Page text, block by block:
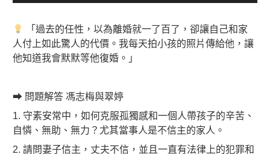
放
器
「過去的任性，以為離婚就一了百了，卻讓自己和家
人付上如此驚人的代價。我每天拍小孩的照片傳給他，讓
他知道我會默默等他復婚。」
➡ 問題解答 馮志梅與翠婷
1. 守素安常中，如何克服孤獨感和一個人帶孩子的辛苦、
自憐、無助、無力？尤其當事人是不信主的家人。
2. 請問妻子信主，丈夫不信，並且一直有法律上的犯罪和